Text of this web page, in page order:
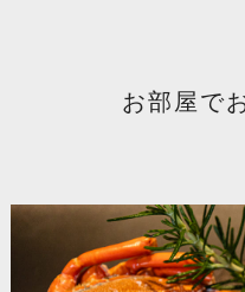
お部屋で